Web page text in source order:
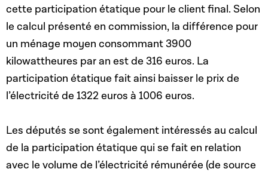
cette participation étatique pour le client final. Selon
le calcul présenté en commission, la différence pour
un ménage moyen consommant 3900
kilowattheures par an est de 316 euros. La
participation étatique fait ainsi baisser le prix de
l’électricité de 1322 euros à 1006 euros.
Les députés se sont également intéressés au calcul
de la participation étatique qui se fait en relation
avec le volume de l’électricité rémunérée (de source